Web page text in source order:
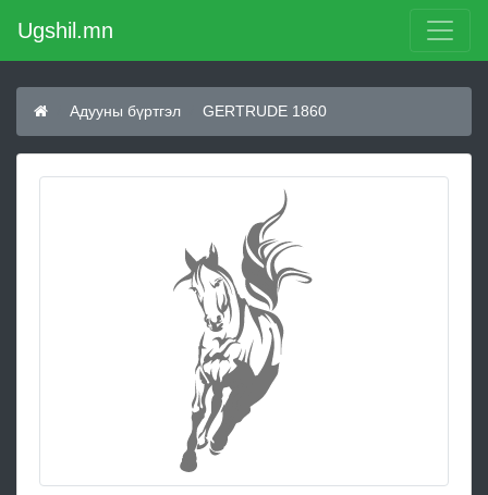
Ugshil.mn
Адууны бүртгэл GERTRUDE 1860